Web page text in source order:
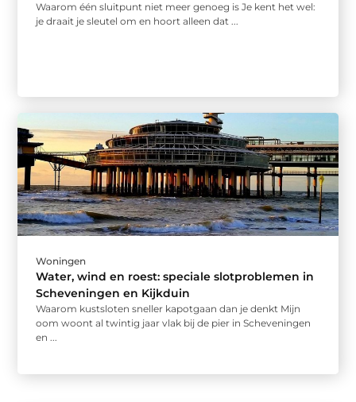
Waarom één sluitpunt niet meer genoeg is Je kent het wel:
je draait je sleutel om en hoort alleen dat ...
Woningen
Water, wind en roest: speciale slotproblemen in
Scheveningen en Kijkduin
Waarom kustsloten sneller kapotgaan dan je denkt Mijn
oom woont al twintig jaar vlak bij de pier in Scheveningen
en ...